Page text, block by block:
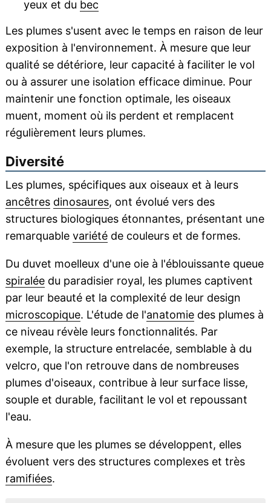
yeux et du bec
Les plumes s'usent avec le temps en raison de leur
exposition à l'environnement. À mesure que leur
qualité se détériore, leur capacité à faciliter le vol
ou à assurer une isolation efficace diminue. Pour
maintenir une fonction optimale, les oiseaux
muent, moment où ils perdent et remplacent
régulièrement leurs plumes.
Diversité
Les plumes, spécifiques aux oiseaux et à leurs
ancêtres dinosaures, ont évolué vers des
structures biologiques étonnantes, présentant une
remarquable variétéde couleurs et de formes.
Du duvet moelleux d'une oie à l'éblouissante queue
spiraléedu paradisier royal, les plumes captivent
par leur beauté et la complexité de leur design
microscopique. L'étude de l'anatomiedes plumes à
ce niveau révèle leurs fonctionnalités. Par
exemple, la structure entrelacée, semblable à du
velcro, que l'on retrouve dans de nombreuses
plumes d'oiseaux, contribue à leur surface lisse,
souple et durable, facilitant le vol et repoussant
l'eau.
À mesure que les plumes se développent, elles
évoluent vers des structures complexes et très
ramifiées.